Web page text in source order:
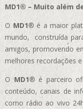
MD1® – Muito além
O MD1® é a maior
mundo, construída
amigos, promovendo
melhores recordações
OMD1® é parceiro
conteúdo, canais de
como rádio ao vivo